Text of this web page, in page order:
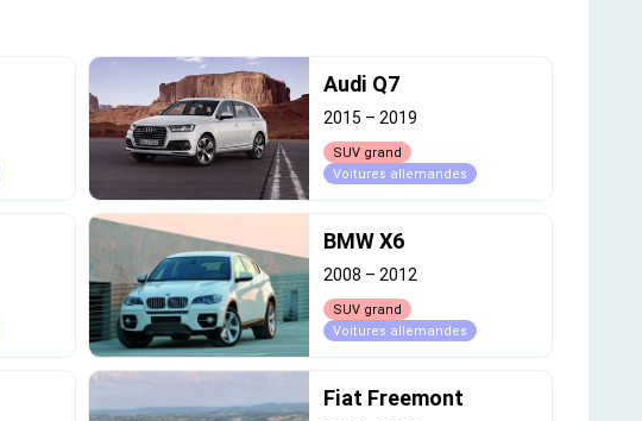
Audi Q7
2015 – 2019
SUV grand
Voitures allemandes
BMW X6
2008 – 2012
SUV grand
Voitures allemandes
Fiat Freemont